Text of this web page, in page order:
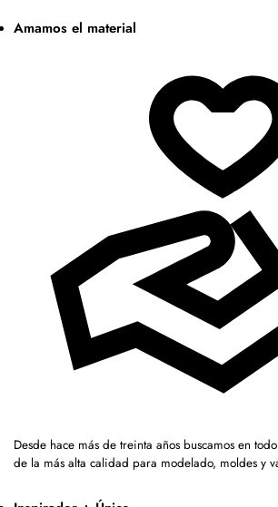
Amamos el material
Desde hace más de treinta años buscamos en
de la más alta calidad para modelado, moldes y